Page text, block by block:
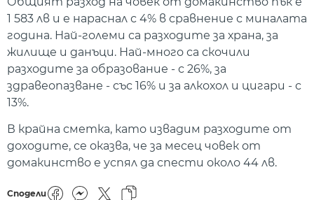
1 583 лв и е нараснал с 4% в сравнение с миналата
година. Най-големи са разходите за храна, за
жилище и данъци. Най-много са скочили
разходите за образование - с 26%, за
здравеопазване - със 16% и за алкохол и цигари - с
13%.
В крайна сметка, като извадим разходите от
доходите, се оказва, че за месец човек от
домакинство е успял да спести около 44 лв.
Сподели